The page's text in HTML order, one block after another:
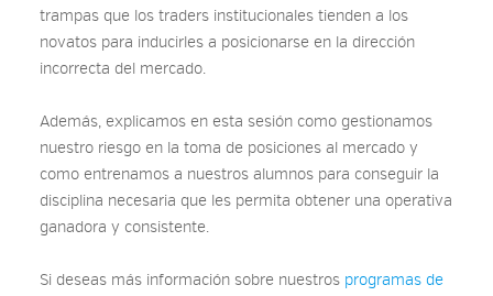
trampas que los traders institucionales tienden a los
novatos para inducirles a posicionarse en la dirección
incorrecta del mercado.
Además, explicamos en esta sesión como gestionamos
nuestro riesgo en la toma de posiciones al mercado y
como entrenamos a nuestros alumnos para conseguir la
disciplina necesaria que les permita obtener una operativa
ganadora y consistente.
Si deseas más información sobre nuestros programas de